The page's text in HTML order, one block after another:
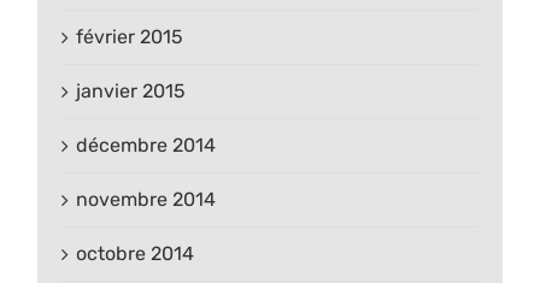
février 2015
janvier 2015
décembre 2014
novembre 2014
octobre 2014